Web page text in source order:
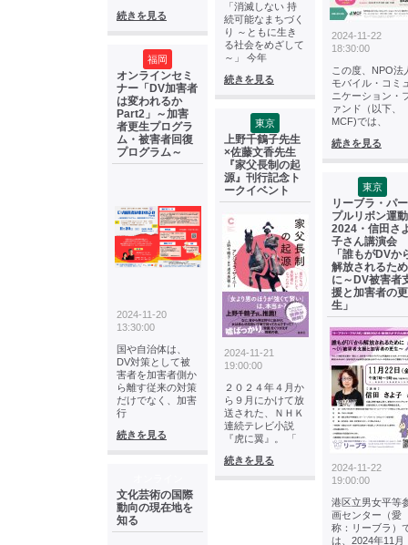
続きを見る
福岡
オンラインセミ
ナー「DV加害者
は変われるか
Part2」～加害
者更生プログラ
ム・被害者回復
プログラム～
2024-11-20
13:30:00
国や自治体は、
DV対策として被
害者を加害者側か
ら離す従来の対策
だけでなく、加害
行
続きを見る
文化芸術の国際
動向の現在地を
知る
「消滅しない 持
続可能なまちづく
り ～ともに生き
る社会をめざして
～」 今年
続きを見る
東京
上野千鶴子先生
×佐藤文香先生
『家父長制の起
源』刊行記念ト
ークイベント
2024-11-21
19:00:00
２０２４年４月か
ら９月にかけて放
送された、ＮＨＫ
連続テレビ小説
『虎に翼』。 「
続きを見る
2024-11-22
18:30:00
この度、NPO法
モバイル・コミ
ニケーション・
ァンド（以下、
MCF)では、
続きを見る
東京
リーブラ・パー
プルリボン運動
2024・信田さ
子さん講演会
「誰もがDVか
解放されるため
に～DV被害者
援と加害者の更
生」
2024-11-22
19:00:00
港区立男女平等
画センター（愛
称：リーブラ）
は、2024年11月